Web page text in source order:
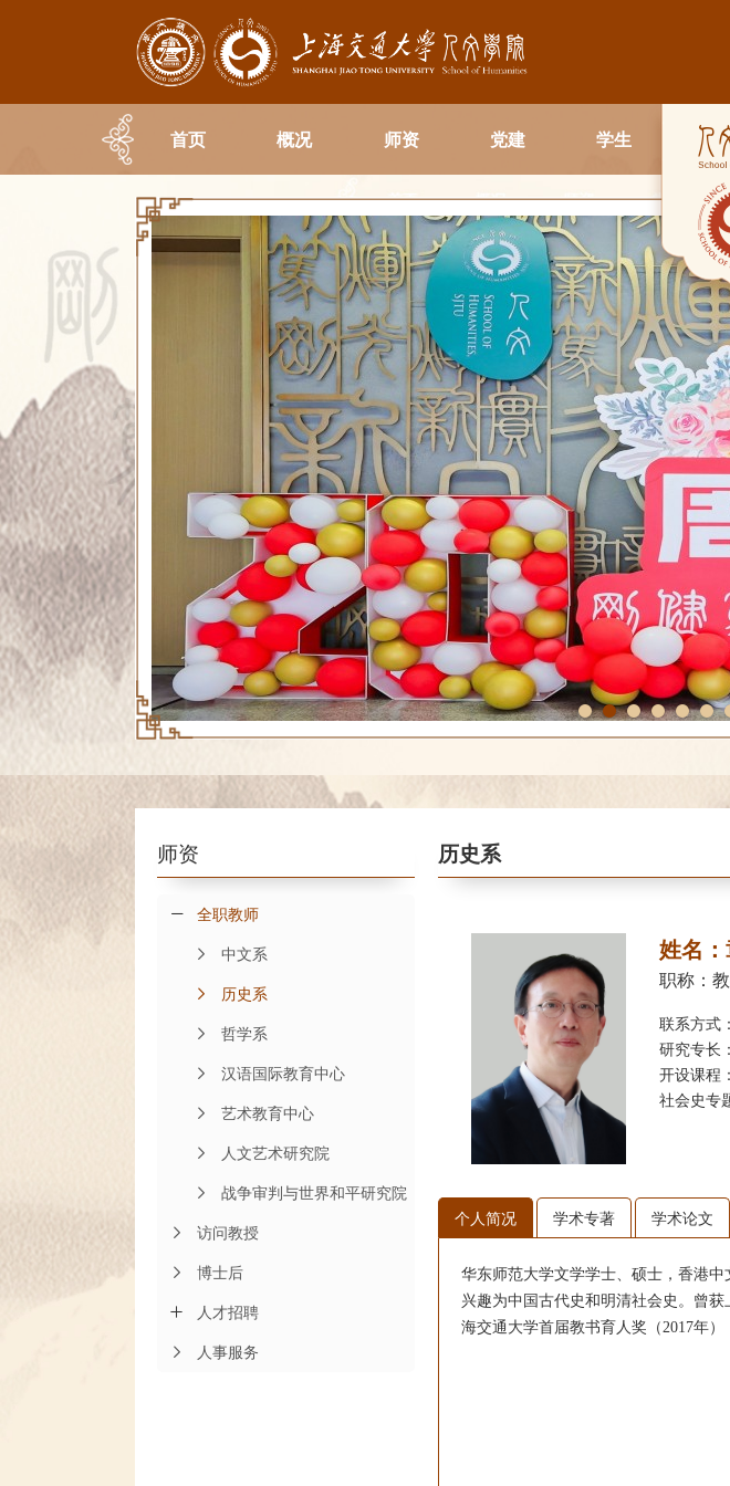
首页 概况 师资 党建 学生
1 2 3 4 5 6 7 8 9
师资
全职教师
中文系
历史系
哲学系
汉语国际教育中心
艺术教育中心
人文艺术研究院
战争审判与世界和平研究院
访问教授
博士后
人才招聘
人事服务
历史系
姓名
职称：
联系方式
研究专长
开设课程
社会史专
个人简况 学术专著 学术论文
华东师范大学文学学士、硕士，香港
兴趣为中国古代史和明清社会史。 曾获
海交通大学首届教书育人奖（2017年